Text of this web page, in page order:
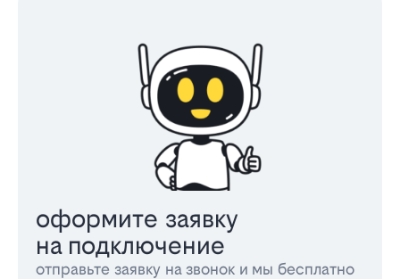
оформите заявку
на подключение
отправьте заявку на звонок и мы бесплатно